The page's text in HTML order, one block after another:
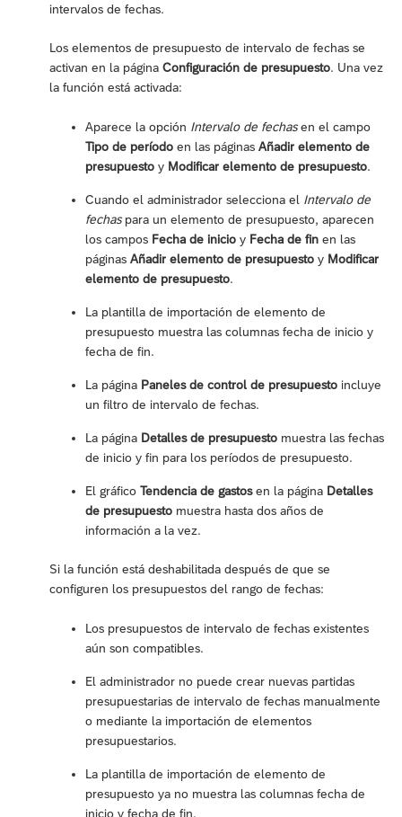
intervalos de fechas.
Los elementos de presupuesto de intervalo de fechas se
activan en la página Configuración de presupuesto. Una vez
la función está activada:
Aparece la opción Intervalo de fechasen el campo
Tipo de período en las páginas Añadir elemento de
presupuesto y Modificar elemento de presupuesto.
Cuando el administrador selecciona el Intervalo de
fechaspara un elemento de presupuesto, aparecen
los campos Fecha de inicio y Fecha de fin en las
páginas Añadir elemento de presupuesto y Modificar
elemento de presupuesto.
La plantilla de importación de elemento de
presupuesto muestra las columnas fecha de inicio y
fecha de fin.
La página Paneles de control de presupuesto incluye
un filtro de intervalo de fechas.
La página Detalles de presupuesto muestra las fechas
de inicio y fin para los períodos de presupuesto.
El gráfico Tendencia de gastosen la página Detalles
de presupuesto muestra hasta dos años de
información a la vez.
Si la función está deshabilitada después de que se
configuren los presupuestos del rango de fechas:
Los presupuestos de intervalo de fechas existentes
aún son compatibles.
El administrador no puede crear nuevas partidas
presupuestarias de intervalo de fechas manualmente
o mediante la importación de elementos
presupuestarios.
La plantilla de importación de elemento de
presupuesto ya no muestra las columnas fecha de
inicio y fecha de fin.